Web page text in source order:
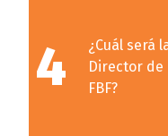
4
¿Cuál será
Director de
FBF?